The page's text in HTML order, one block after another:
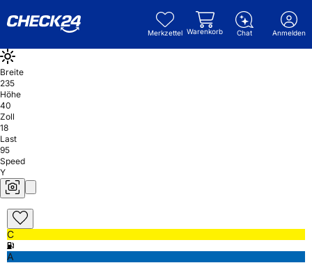
Merkzettel Warenkorb Chat Anmelden
Breite
235
Höhe
40
Zoll
18
Last
95
Speed
Y
C
A